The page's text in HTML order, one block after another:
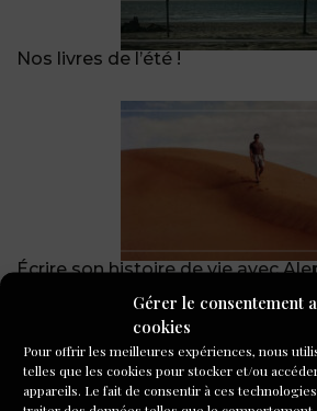
Gérer le consentement
cookies
Pour offrir les meilleures expériences, nous
telles que les cookies pour stocker et/ou
appareils. Le fait de consentir à ces
Nos livres de l’été !
Écrire son histoire de vie avec